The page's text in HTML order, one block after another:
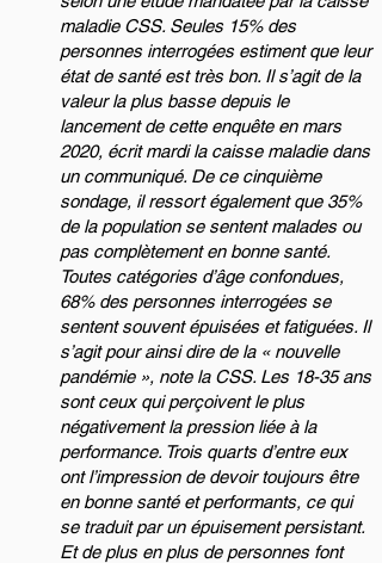
maladie CSS. Seules 15% des
personnes interrogées estiment que leur
état de santé est très bon. Il s’agit de la
valeur la plus basse depuis le
lancement de cette enquête en mars
2020, écrit mardi la caisse maladie dans
un communiqué. De ce cinquième
sondage, il ressort également que 35%
de la population se sentent malades ou
pas complètement en bonne santé.
Toutes catégories d’âge confondues,
68% des personnes interrogées se
sentent souvent épuisées et fatiguées. Il
s’agit pour ainsi dire de la « nouvelle
pandémie », note la CSS. Les 18-35 ans
sont ceux qui perçoivent le plus
négativement la pression liée à la
performance. Trois quarts d’entre eux
ont l’impression de devoir toujours être
en bonne santé et performants, ce qui
se traduit par un épuisement persistant.
Et de plus en plus de personnes font